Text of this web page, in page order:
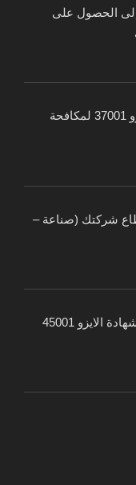
إلى الحصول على
خطوات تطبيق شهادة الايزو 37001 لمكافحة
شركتك (صناعة –
أهم الصناعات اللي تحتاج شهادة الايزو 45001